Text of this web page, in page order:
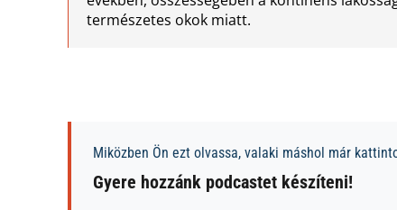
természetes okok miatt.
Miközben Ön ezt olvassa, valaki máshol már
Gyere hozzánk podcastet készíteni!